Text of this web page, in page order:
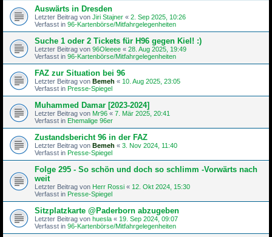
Auswärts in Dresden
Letzter Beitrag von Jiri Stajner « 2. Sep 2025, 10:26
Verfasst in 96-Kartenbörse/Mitfahrgelegenheiten
Suche 1 oder 2 Tickets für H96 gegen Kiel! :)
Letzter Beitrag von 96Oleeee « 28. Aug 2025, 19:49
Verfasst in 96-Kartenbörse/Mitfahrgelegenheiten
FAZ zur Situation bei 96
Letzter Beitrag von Bemeh « 10. Aug 2025, 23:05
Verfasst in Presse-Spiegel
Muhammed Damar [2023-2024]
Letzter Beitrag von Mr96 « 7. Mär 2025, 20:41
Verfasst in Ehemalige 96er
Zustandsbericht 96 in der FAZ
Letzter Beitrag von Bemeh « 3. Nov 2024, 11:40
Verfasst in Presse-Spiegel
Folge 295 - So schön und doch so schlimm -Vorwärts nach
weit
Letzter Beitrag von Herr Rossi « 12. Okt 2024, 15:30
Verfasst in Presse-Spiegel
Sitzplatzkarte @Paderborn abzugeben
Letzter Beitrag von huesla « 19. Sep 2024, 09:07
Verfasst in 96-Kartenbörse/Mitfahrgelegenheiten